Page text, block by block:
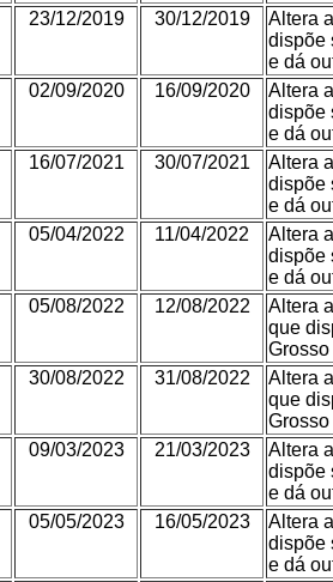
23/12/2019 30/12/2019
Altera
dispõe
e dá
02/09/2020 16/09/2020
Altera
dispõe
e dá
16/07/2021 30/07/2021
Altera
dispõe
e dá
05/04/2022 11/04/2022
Altera
dispõe
e dá
05/08/2022 12/08/2022
Altera
que
30/08/2022 31/08/2022
Altera
que
09/03/2023 21/03/2023
Altera
dispõe
e dá
05/05/2023 16/05/2023
Altera
dispõe
e dá